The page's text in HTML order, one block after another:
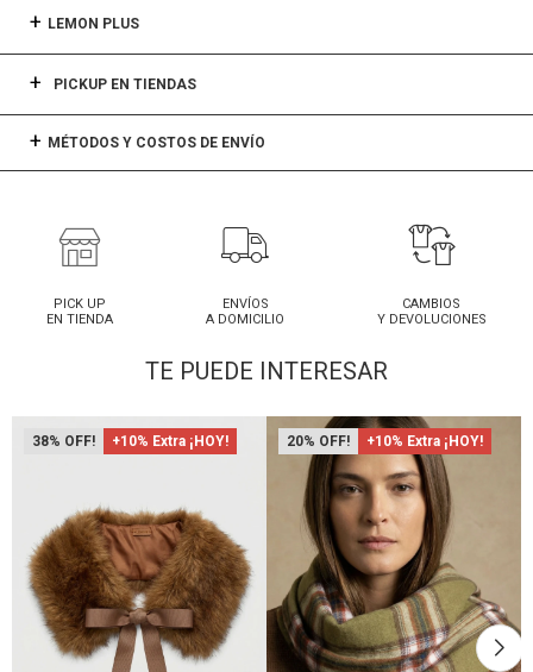
LEMON PLUS
PICKUP EN TIENDAS
MÉTODOS Y COSTOS DE ENVÍO
PICK UP
EN TIENDA
ENVÍOS
A DOMICILIO
CAMBIOS
Y DEVOLUCIONES
TE PUEDE INTERESAR
38 +10% Extra ¡HOY! 20 +10% Extra ¡HOY!